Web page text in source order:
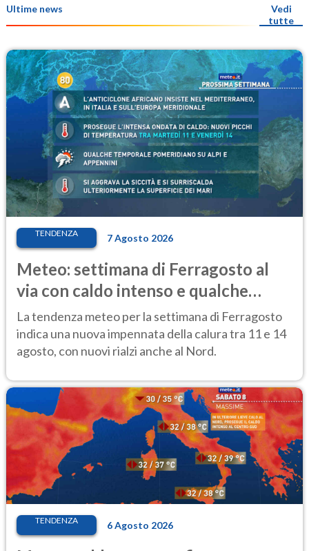
Ultime news
Vedi
tutte
TENDENZA 7 Agosto 2026
Meteo: settimana di Ferragosto al
via con caldo intenso e qualche
temporale
La tendenza meteo per la settimana di Ferragosto
indica una nuova impennata della calura tra 11 e 14
agosto, con nuovi rialzi anche al Nord.
TENDENZA 6 Agosto 2026